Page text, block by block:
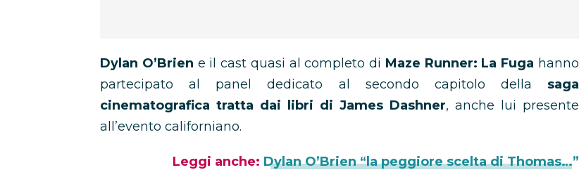
Dylan O’Brien e il cast quasi al completo di Maze Runner: La Fuga hanno
partecipato al panel dedicato al secondo capitolo della saga
cinematografica tratta dai libri di James Dashner, anche lui presente
all’evento californiano.
Leggi anche: Dylan O’Brien “la peggiore scelta di Thomas…”